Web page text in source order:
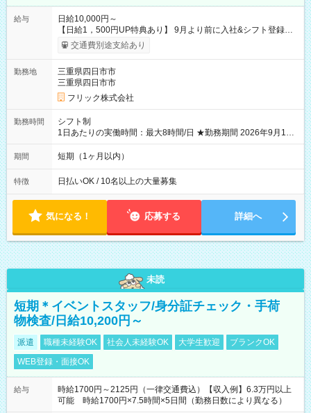
給与
日給10,000円～
【日給1，500円UP特典あり】 9月より前に入社&シフト登録す
ると 期間中(9/16~10/23) の日給がUP! 日給1万1500円でしっか
り稼げます♪ 【試用期間】試用期間なし
交通費別途支給あり
勤務地
三重県四日市市
三重県四日市市
フリック株式会社
勤務時間
シフト制
1日あたりの実働時間：最大8時間/日 ★勤務期間 2026年9月16
日~2026年10月23日 短期勤務OK! 期間中フル勤務できる方優遇
※週3~5日勤務(勤務日数応相談) ※期間前から勤務スタートも可
り ※夜勤シフトあり
期間 短期（1ヶ月以内）
特徴 日払いOK / 10名以上の大量募集
気になる！ 応募する 詳細へ
未読
短期＊イベントスタッフ/身分証チェック・手荷
物検査/日給10,200円～
派遣 職種未経験OK 社会人未経験OK 大学生歓迎
ブランクOK
WEB登録・面接OK
給与
時給1700円～2125円（一律交通費込）【収入例】6.3万円以上
可能 時給1700円×7.5時間×5日間（勤務日数により異なる）